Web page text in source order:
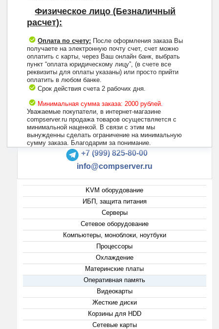
Физическое лицо (Безналичный
расчет):
Оплата по счету: После оформления заказа Вы
получаете на электронную почту счет, счет можно
оплатить с карты, через Ваш онлайн банк, выбрать
пункт “оплата юридическому лицу”, (в счете все
реквизиты для оплаты указаны) или просто прийти
оплатить в любом банке.
Срок действия счета 2 рабочих дня.
Минимальная сумма заказа: 2000 рублей.
Уважаемые покупатели, в интернет-магазине
compserver.ru продажа товаров осуществляется с
минимальной наценкой. В связи с этим мы
вынужденны сделать ограничение на минимальную
сумму заказа. Благодарим за понимание.
+7 (495) 223-13-47
+7 (999) 825-80-00
info@compserver.ru
KVM оборудование
ИБП, защита питания
Серверы
Сетевое оборудование
Компьютеры, моноблоки, ноутбуки
Процессоры
Охлаждение
Материнские платы
Оперативная память
Видеокарты
Жесткие диски
Корзины для HDD
Сетевые карты